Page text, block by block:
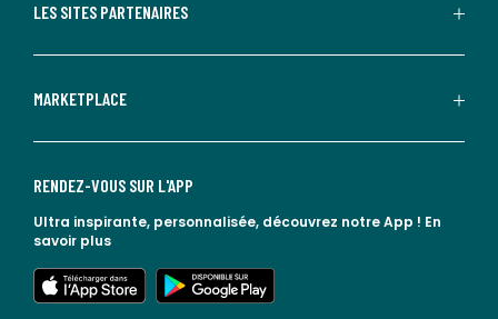
LES SITES PARTENAIRES
MARKETPLACE
RENDEZ-VOUS SUR L'APP
Ultra inspirante, personnalisée, découvrez notre App ! En
savoir plus
lien vers l'app store
lien vers google play